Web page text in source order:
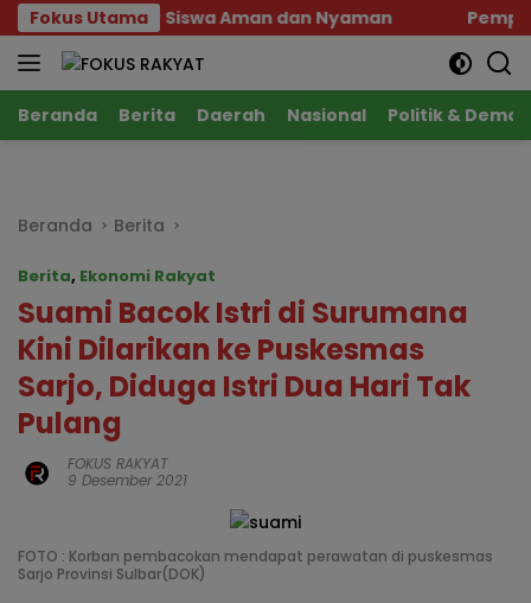
Langsung
ke
konten
Fokus Utama
Belajar Siswa Aman dan Nyaman Pemprov
Beranda Berita Daerah Nasional Politik &
Beranda Berita
Berita, Ekonomi Rakyat
Suami Bacok Istri di Surumana
Kini Dilarikan ke Puskesmas
Sarjo, Diduga Istri Dua Hari Tak
Pulang
FOKUS RAKYAT
9 Desember 2021
FOTO : Korban pembacokan mendapat perawatan di puskesmas
Sarjo Provinsi Sulbar(DOK)